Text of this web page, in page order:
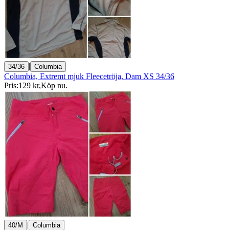
34/36 | Columbia
Columbia, Extremt mjuk Fleecetröja, Dam XS 34/36
Pris:129 kr,Köp nu.
40/M | Columbia